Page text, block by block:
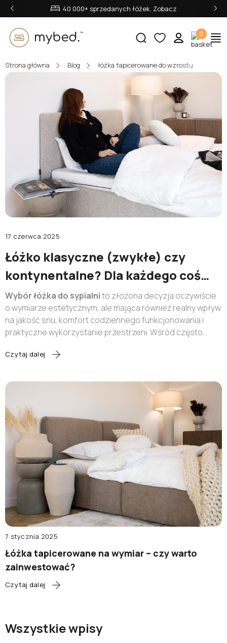
40 000+ sprzedanych łóżek. Zobacz
‹ ›
0
Strona główna Blog łóżka tapicerowane do wzrostu
E-mail:
Zaloguj się
Nie pamiętasz hasła?
Facebook Google
Nie masz jeszcze konta?
Zarejestruj się
17 czerwca 2025
Łóżko klasyczne (zwykłe) czy
kontynentalne? Dla każdego coś
dobrego!
Wybór łóżka do sypialnito złożona decyzja oczywiście
o wymiarze estetycznym, ale mająca również realny wpływ
na jakość snu, komfort codziennego funkcjonowania i
praktyczne wykorzystanie przestrzeni. Wśród często
łóżko tapicerowane
całość. Które z nich wybrać? Odpowiedź nie jest
jednoznaczna – bo wszystko zależy od indywidualnych
potrzeb, przyzwyczajeń i oczekiwań wobec łóżka.
Dlatego, zamiast szukać uniwersalnej recepty, warto
poznać zalety obu rozwiązań.
Czytaj dalej
7 stycznia 2025
Łóżka tapicerowane na wymiar – czy warto
zainwestować?
Czytaj dalej
Wszystkie wpisy